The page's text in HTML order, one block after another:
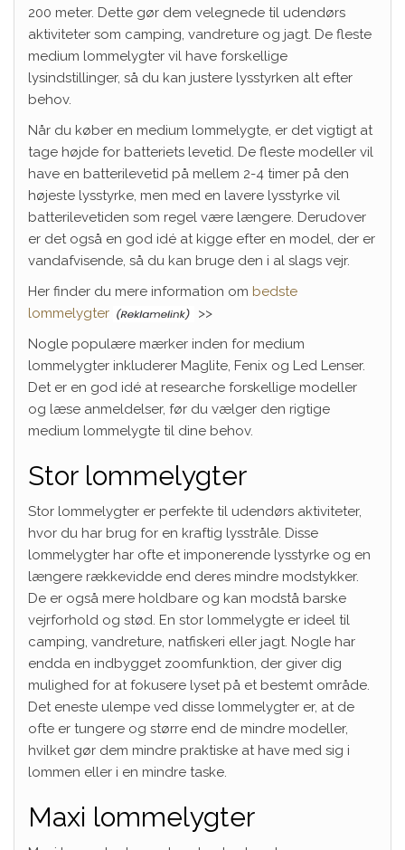
200 meter. Dette gør dem velegnede til udendørs
aktiviteter som camping, vandreture og jagt. De fleste
medium lommelygter vil have forskellige
lysindstillinger, så du kan justere lysstyrken alt efter
behov.
Når du køber en medium lommelygte, er det vigtigt at
tage højde for batteriets levetid. De fleste modeller vil
have en batterilevetid på mellem 2-4 timer på den
højeste lysstyrke, men med en lavere lysstyrke vil
batterilevetiden som regel være længere. Derudover
er det også en god idé at kigge efter en model, der er
vandafvisende, så du kan bruge den i al slags vejr.
Her finder du mere information om bedste
lommelygter
>>
Nogle populære mærker inden for medium
lommelygter inkluderer Maglite, Fenix og Led Lenser.
Det er en god idé at researche forskellige modeller
og læse anmeldelser, før du vælger den rigtige
medium lommelygte til dine behov.
Stor lommelygter
Stor lommelygter er perfekte til udendørs aktiviteter,
hvor du har brug for en kraftig lysstråle. Disse
lommelygter har ofte et imponerende lysstyrke og en
længere rækkevidde end deres mindre modstykker.
De er også mere holdbare og kan modstå barske
vejrforhold og stød. En stor lommelygte er ideel til
camping, vandreture, natfiskeri eller jagt. Nogle har
endda en indbygget zoomfunktion, der giver dig
mulighed for at fokusere lyset på et bestemt område.
Det eneste ulempe ved disse lommelygter er, at de
ofte er tungere og større end de mindre modeller,
hvilket gør dem mindre praktiske at have med sig i
lommen eller i en mindre taske.
Maxi lommelygter